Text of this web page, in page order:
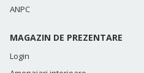
ANPC
MAGAZIN DE PREZENTARE
Login